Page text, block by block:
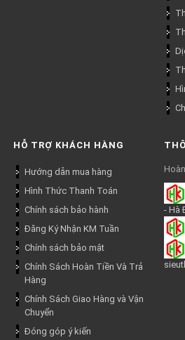
HỖ TRỢ KHÁCH HÀNG
Hướng dẫn mua hàng
Hình Thức Thanh Toán
Chính sách bảo hành
Đăng Ký Nhận KM Tuần
Chính sách bảo mật
Chính Sách Hoàn Tiền Và Trả
Hàng
Chính Sách Giao Hàng và Vận
Chuyển
Đóng góp ý kiến
- Hà